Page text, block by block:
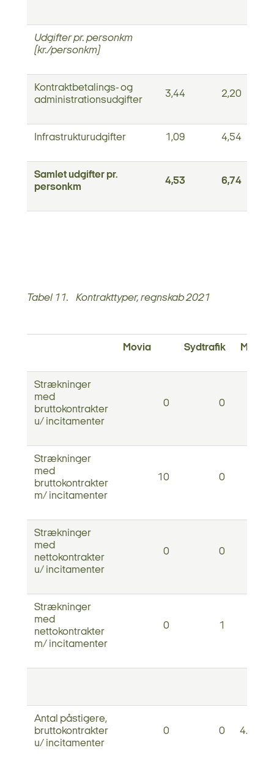
Udgifter pr. personkm
(kr./personkm)
Kontraktbetalings- og
administrationsudgifter
3,44 2,20
Infrastrukturudgifter 1,09 4,54
Samlet udgifter pr.
personkm
4,53 6,74
Tabel 11. Kontrakttyper, regnskab 2021
Movia Sydtrafik
Strækninger
med
bruttokontrakter
u/ incitamenter
0 0
Strækninger
med
bruttokontrakter
m/ incitamenter
10 0
Strækninger
med
nettokontrakter
u/ incitamenter
0 0
Strækninger
med
nettokontrakter
m/ incitamenter
0 1
Antal påstigere,
bruttokontrakter
u/ incitamenter
0 0